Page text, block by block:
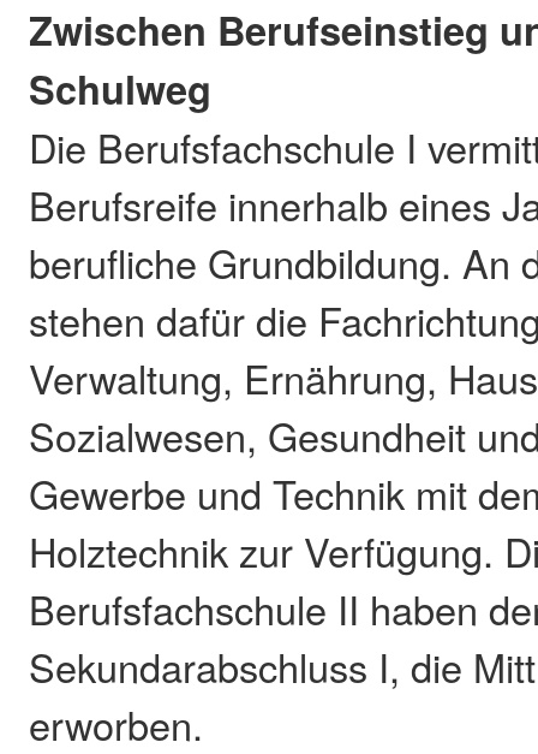
Zwischen Berufseinstieg
Schulweg
Die Berufsfachschule I
Berufsreife innerhalb eines
berufliche Grundbildung. An
stehen dafür die
Verwaltung, Ernährung,
Sozialwesen, Gesundheit
Gewerbe und Technik mit
Holztechnik zur Verfügung.
Berufsfachschule II haben
Sekundarabschluss I, die
erworben.